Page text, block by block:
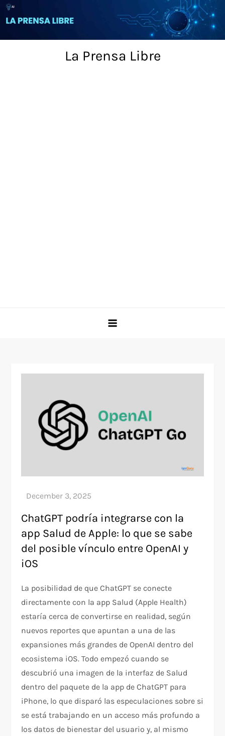
Skip
to
La Prensa Libre
ChatGPT podría integrarse con la
app Salud de Apple: lo que se sabe
del posible vínculo entre OpenAI y
iOS
La posibilidad de que ChatGPT se conecte
directamente con la app Salud (Apple Health)
estaría cerca de convertirse en realidad, según
nuevos reportes que apuntan a una de las
expansiones más grandes de OpenAI dentro del
ecosistema iOS. Todo empezó cuando se
descubrió una imagen de la interfaz de Salud
dentro del paquete de la app de ChatGPT para
iPhone, lo que disparó las especulaciones sobre si
se está trabajando en un acceso más profundo a
los datos de bienestar del usuario y, al mismo